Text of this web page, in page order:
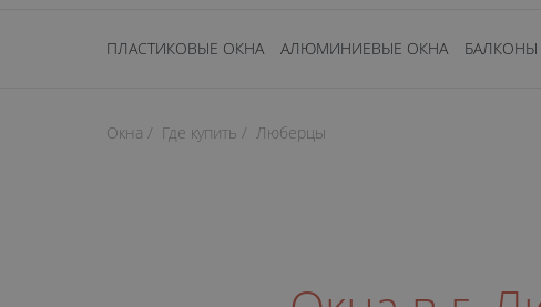
ПЛАСТИКОВЫЕ ОКНА АЛЮМИНИЕВЫЕ ОКНА
Окна Где купить Люберцы